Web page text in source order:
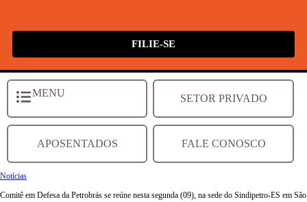
FILIE-SE
MENU SETOR PRIVADO
APOSENTADOS FALE CONOSCO
Notícias
Comitê em Defesa da Petrobrás se reúne nesta segunda (09), na sede do Sindipetro-ES em São